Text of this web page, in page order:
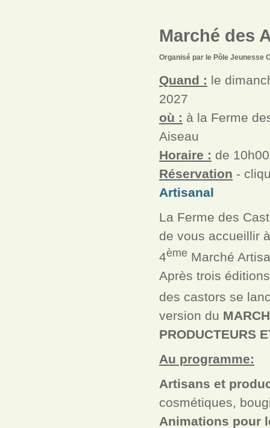
Marché des
Organisé par le Pôle Jeunesse
Quand : le
2027
où : à la Ferme
Aiseau
Horaire : de
Réservation -
Artisanal
La Ferme des
de vous accueillir
4ème Marché
Après trois
des castors se
version du
PRODUCTEURS
Au programme:
Artisans et
cosmétiques,
Animations pour